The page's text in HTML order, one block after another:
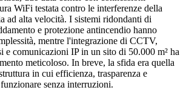
WiFi testata contro le interferenze della
ad alta velocità. I sistemi ridondanti di
e protezione antincendio hanno
mentre l'integrazione di CCTV,
e comunicazioni IP in un sito di 50.000 m² ha
meticoloso. In breve, la sfida era quella
in cui efficienza, trasparenza e
senza interruzioni.